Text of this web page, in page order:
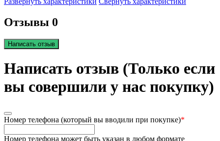
Отзывы 0
Написать отзыв
Написать отзыв (Только если
вы совершили у нас покупку)
Номер телефона (который вы вводили при покупке)*
Номер телефона может быть указан в любом формате